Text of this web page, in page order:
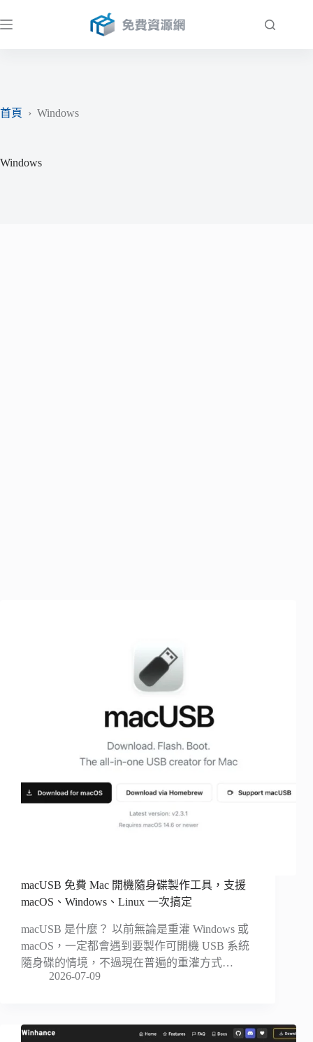
至
首頁
› Windows
Windows
macUSB 免費 Mac 開機隨身碟製作工具，支援
macOS、Windows、Linux 一次搞定
macUSB 是什麼？ 以前無論是重灌 Windows 或
macOS，一定都會遇到要製作可開機 USB 系統
隨身碟的情境，不過現在普遍的重灌方式…
2026-07-09